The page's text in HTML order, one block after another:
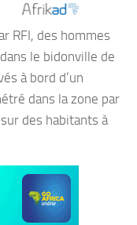
RFI, des hommes
le bidonville de
à bord d’un
dans la zone par
des habitants à